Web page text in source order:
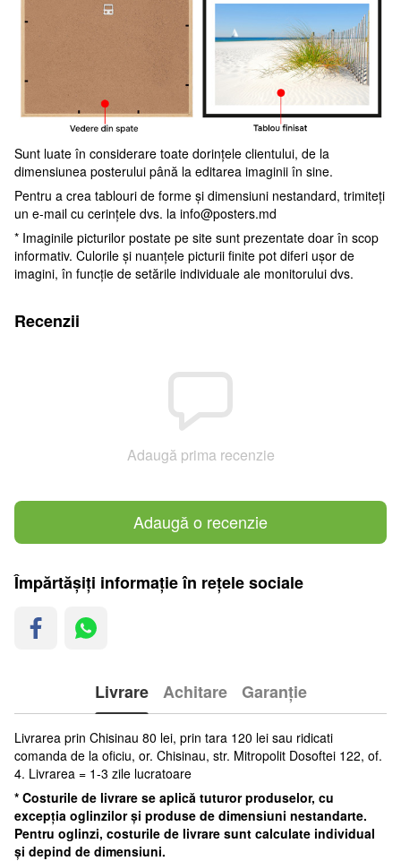
Sunt luate în considerare toate dorințele clientului, de la
dimensiunea posterului până la editarea imaginii în sine.
Pentru a crea tablouri de forme și dimensiuni nestandard, trimiteți
un e-mail cu cerințele dvs. la info@posters.md
* Imaginile picturilor postate pe site sunt prezentate doar în scop
informativ. Culorile și nuanțele picturii finite pot diferi ușor de
imagini, în funcție de setările individuale ale monitorului dvs.
Recenzii
Adaugă prima recenzie
Adaugă o recenzie
Împărtășiți informație în rețele sociale
Livrare Achitare Garanție
Livrarea prin Chisinau 80 lei, prin tara 120 lei sau ridicati
comanda de la oficiu, or. Chisinau, str. Mitropolit Dosoftei 122, of.
4. Livrarea = 1-3 zile lucratoare
* Costurile de livrare se aplică tuturor produselor, cu
excepția oglinzilor și produse de dimensiuni nestandarte.
Pentru oglinzi, costurile de livrare sunt calculate individual
și depind de dimensiuni.